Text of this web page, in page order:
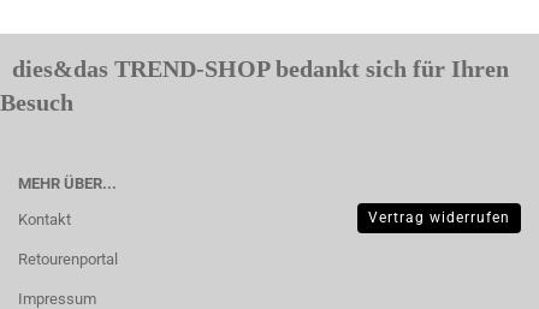
dies&das TREND-SHOP bedankt sich für Ihren
Besuch
MEHR ÜBER...
Kontakt
Retourenportal
Impressum
Vertrag widerrufen